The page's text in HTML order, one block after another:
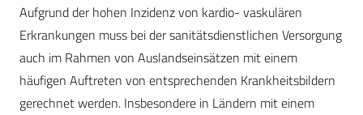
Aufgrund der hohen Inzidenz von kardio- vaskulären
Erkrankungen muss bei der sanitätsdienstlichen Versorgung
auch im Rahmen von Auslandseinsätzen mit einem
häufigen Auftreten von entsprechenden Krankheitsbildern
gerechnet werden. Insbesondere in Ländern mit einem